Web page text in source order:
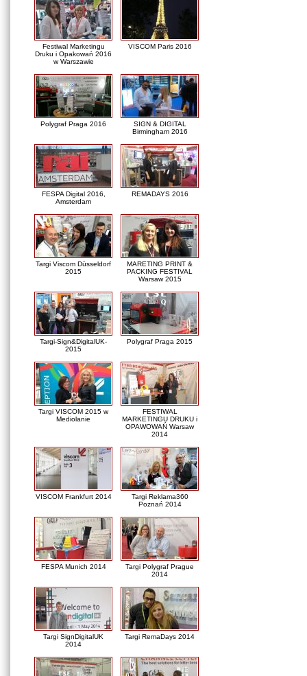
Festiwal Marketingu
Druku i Opakowań 2016
w Warszawie
VISCOM Paris 2016
Polygraf Praga 2016
SIGN & DIGITAL
Birmingham 2016
FESPA Digital 2016,
Amsterdam
REMADAYS 2016
Targi Viscom Düsseldorf
2015
MARETING PRINT &
PACKING FESTIVAL
Warsaw 2015
Targi-Sign&DigitalUK-
2015
Polygraf Praga 2015
Targi VISCOM 2015 w
Mediolanie
FESTIWAL
MARKETINGU DRUKU i
OPAWOWAŃ Warsaw
2014
VISCOM Frankfurt 2014
Targi Reklama360
Poznań 2014
FESPA Munich 2014
Targi Polygraf Prague
2014
Targi SignDigitalUK
2014
Targi RemaDays 2014